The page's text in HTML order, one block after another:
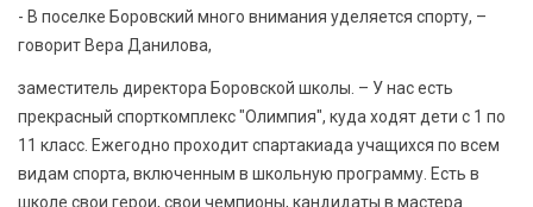
- В поселке Боровский много внимания уделяется спорту, –
говорит Вера Данилова,
заместитель директора Боровской школы. – У нас есть
прекрасный спорткомплекс "Олимпия", куда ходят дети с 1 по
11 класс. Ежегодно проходит спартакиада учащихся по всем
видам спорта, включенным в школьную программу. Есть в
школе свои герои, свои чемпионы, кандидаты в мастера